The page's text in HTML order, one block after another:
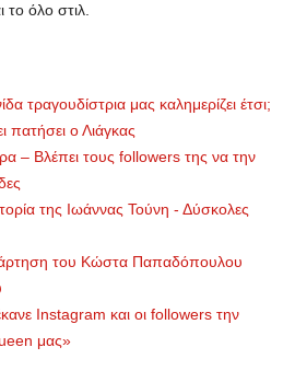
το όλο στιλ.
τραγουδίστρια μας καλημερίζει έτσι;
πατήσει ο Λιάγκας
– Βλέπει τους followers της να την
της Ιωάννας Τούνη - Δύσκολες
του Κώστα Παπαδόπουλου
Instagram και οι followers την
μας»